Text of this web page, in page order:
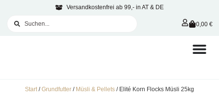
Versandkostenfrei ab 99,- in AT & DE
0,00 €
Start/Grundfutter/ Müsli & Pellets/ Elité Korn Flocks Müsli 25kg